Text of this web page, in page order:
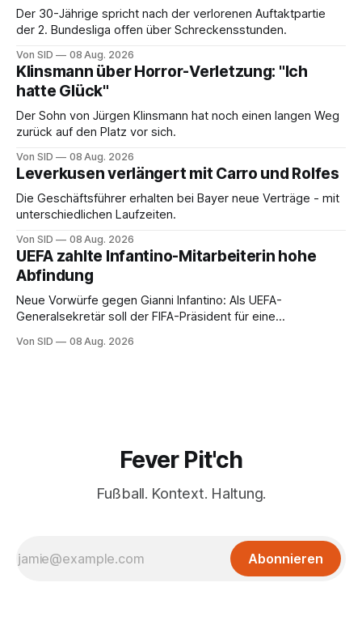
Der 30-Jährige spricht nach der verlorenen Auftaktpartie
der 2. Bundesliga offen über Schreckensstunden.
Von SID 08 Aug. 2026
Klinsmann über Horror-Verletzung: "Ich
hatte Glück"
Der Sohn von Jürgen Klinsmann hat noch einen langen Weg
zurück auf den Platz vor sich.
Von SID 08 Aug. 2026
Leverkusen verlängert mit Carro und Rolfes
Die Geschäftsführer erhalten bei Bayer neue Verträge - mit
unterschiedlichen Laufzeiten.
Von SID 08 Aug. 2026
UEFA zahlte Infantino-Mitarbeiterin hohe
Abfindung
Neue Vorwürfe gegen Gianni Infantino: Als UEFA-
Generalsekretär soll der FIFA-Präsident für eine
Von SID 08 Aug. 2026
Fever Pit'ch
Fußball. Kontext. Haltung.
Abonnieren